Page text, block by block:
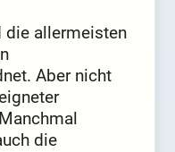
die allermeisten
Aber nicht
die